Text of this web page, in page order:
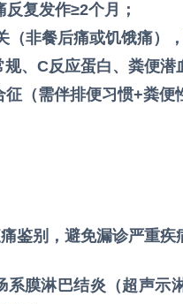
复发作≥2个月；
（非餐后痛或饥饿痛）
、C反应蛋白、粪便
（需伴排便习惯+粪
鉴别，避免漏诊严重疾
系膜淋巴结炎（超声示